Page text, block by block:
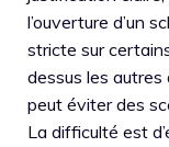
l’ouverture d’un
stricte sur
dessus les autres
peut éviter des
La difficulté est